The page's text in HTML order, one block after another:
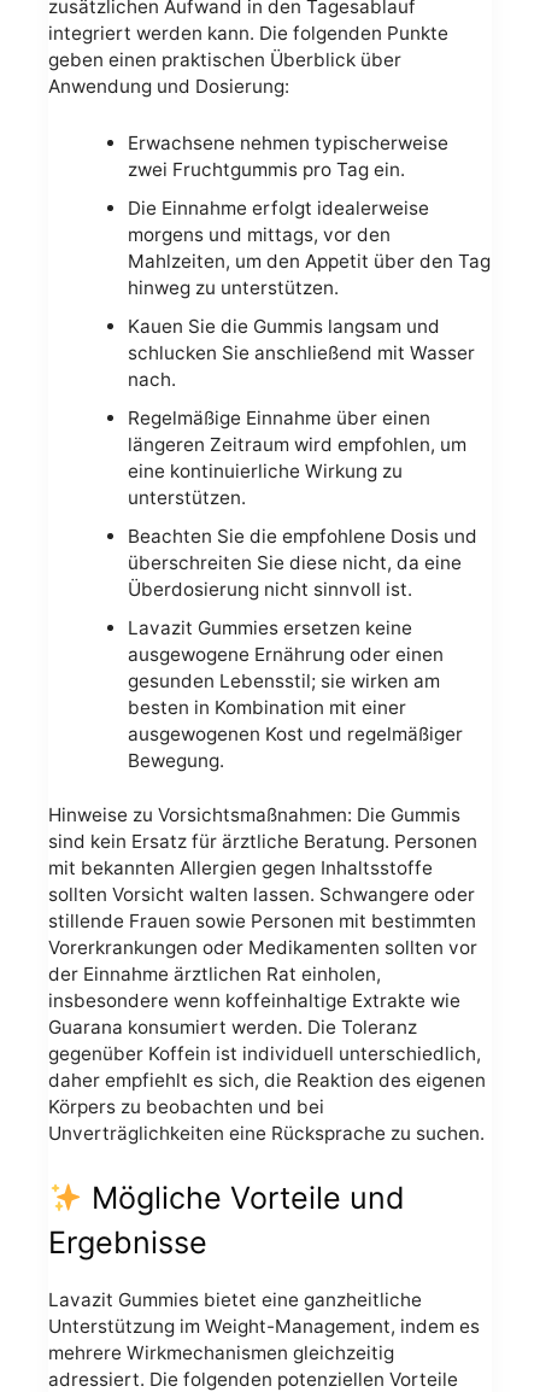
zusätzlichen Aufwand in den Tagesablauf
integriert werden kann. Die folgenden Punkte
geben einen praktischen Überblick über
Anwendung und Dosierung:
Erwachsene nehmen typischerweise
zwei Fruchtgummis pro Tag ein.
Die Einnahme erfolgt idealerweise
morgens und mittags, vor den
Mahlzeiten, um den Appetit über den Tag
hinweg zu unterstützen.
Kauen Sie die Gummis langsam und
schlucken Sie anschließend mit Wasser
nach.
Regelmäßige Einnahme über einen
längeren Zeitraum wird empfohlen, um
eine kontinuierliche Wirkung zu
unterstützen.
Beachten Sie die empfohlene Dosis und
überschreiten Sie diese nicht, da eine
Überdosierung nicht sinnvoll ist.
Lavazit Gummies ersetzen keine
ausgewogene Ernährung oder einen
gesunden Lebensstil; sie wirken am
besten in Kombination mit einer
ausgewogenen Kost und regelmäßiger
Bewegung.
Hinweise zu Vorsichtsmaßnahmen: Die Gummis
sind kein Ersatz für ärztliche Beratung. Personen
mit bekannten Allergien gegen Inhaltsstoffe
sollten Vorsicht walten lassen. Schwangere oder
stillende Frauen sowie Personen mit bestimmten
Vorerkrankungen oder Medikamenten sollten vor
der Einnahme ärztlichen Rat einholen,
insbesondere wenn koffeinhaltige Extrakte wie
Guarana konsumiert werden. Die Toleranz
gegenüber Koffein ist individuell unterschiedlich,
daher empfiehlt es sich, die Reaktion des eigenen
Körpers zu beobachten und bei
Unverträglichkeiten eine Rücksprache zu suchen.
Mögliche Vorteile und
Ergebnisse
Lavazit Gummies bietet eine ganzheitliche
Unterstützung im Weight-Management, indem es
mehrere Wirkmechanismen gleichzeitig
adressiert. Die folgenden potenziellen Vorteile